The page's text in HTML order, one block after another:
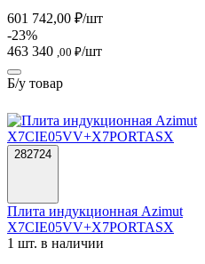
601 742,00 ₽/шт
-23%
463 340 ,00 ₽/шт
Б/у товар
282724
Плита индукционная Azimut
X7CIE05VV+X7PORTASX
1 шт. в наличии